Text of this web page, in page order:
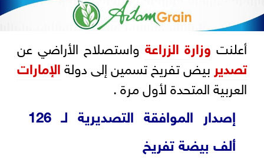
أعلنت وزارة الزراعةواستصلاح الأراضي عن
تصدير بيض تفريخ تسمين إلى دولةالإمارات
العربية المتحدة لأول مرة .
إصدار الموافقة التصديرية لـ 126
ألف بيضة تفريخ